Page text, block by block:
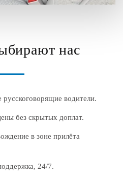
нас
водители.
без скрытых доплат.
в зоне прилёта
24/7.